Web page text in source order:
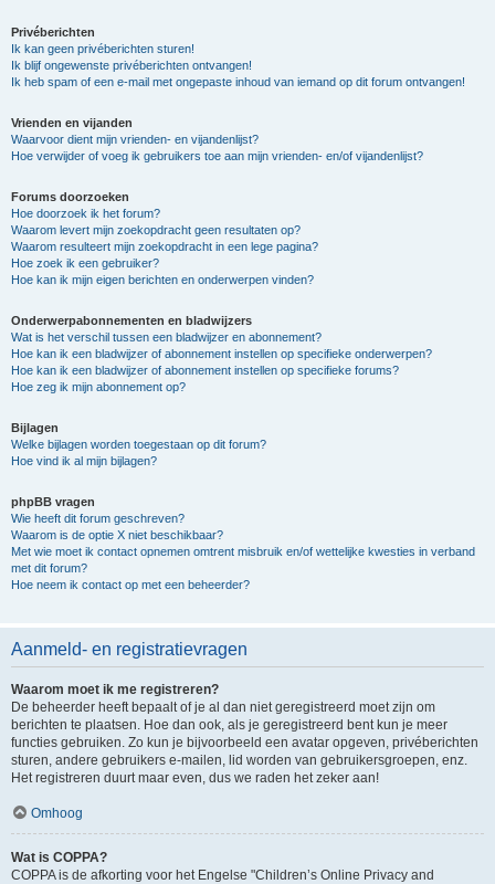
Privéberichten
Ik kan geen privéberichten sturen!
Ik blijf ongewenste privéberichten ontvangen!
Ik heb spam of een e-mail met ongepaste inhoud van iemand op dit forum ontvangen!
Vrienden en vijanden
Waarvoor dient mijn vrienden- en vijandenlijst?
Hoe verwijder of voeg ik gebruikers toe aan mijn vrienden- en/of vijandenlijst?
Forums doorzoeken
Hoe doorzoek ik het forum?
Waarom levert mijn zoekopdracht geen resultaten op?
Waarom resulteert mijn zoekopdracht in een lege pagina?
Hoe zoek ik een gebruiker?
Hoe kan ik mijn eigen berichten en onderwerpen vinden?
Onderwerpabonnementen en bladwijzers
Wat is het verschil tussen een bladwijzer en abonnement?
Hoe kan ik een bladwijzer of abonnement instellen op specifieke onderwerpen?
Hoe kan ik een bladwijzer of abonnement instellen op specifieke forums?
Hoe zeg ik mijn abonnement op?
Bijlagen
Welke bijlagen worden toegestaan op dit forum?
Hoe vind ik al mijn bijlagen?
phpBB vragen
Wie heeft dit forum geschreven?
Waarom is de optie X niet beschikbaar?
Met wie moet ik contact opnemen omtrent misbruik en/of wettelijke kwesties in verband
met dit forum?
Hoe neem ik contact op met een beheerder?
Aanmeld- en registratievragen
Waarom moet ik me registreren?
De beheerder heeft bepaalt of je al dan niet geregistreerd moet zijn om
berichten te plaatsen. Hoe dan ook, als je geregistreerd bent kun je meer
functies gebruiken. Zo kun je bijvoorbeeld een avatar opgeven, privéberichten
sturen, andere gebruikers e-mailen, lid worden van gebruikersgroepen, enz.
Het registreren duurt maar even, dus we raden het zeker aan!
Omhoog
Wat is COPPA?
COPPA is de afkorting voor het Engelse "Children’s Online Privacy and